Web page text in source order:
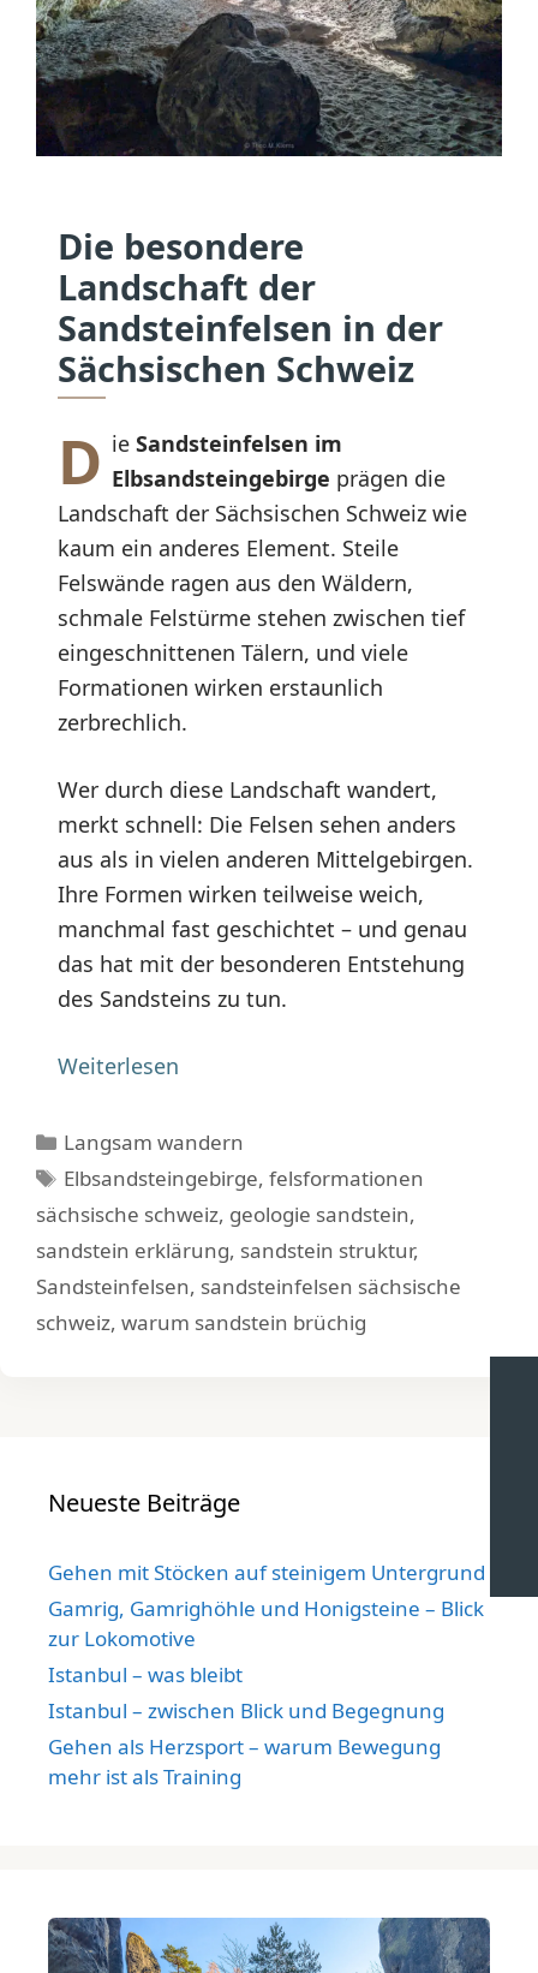
Die besondere
Landschaft der
Sandsteinfelsen in der
Sächsischen Schweiz
D ie Sandsteinfelsen im
Elbsandsteingebirge prägen die
Landschaft der Sächsischen Schweiz wie
kaum ein anderes Element. Steile
Felswände ragen aus den Wäldern,
schmale Felstürme stehen zwischen tief
eingeschnittenen Tälern, und viele
Formationen wirken erstaunlich
zerbrechlich.
Wer durch diese Landschaft wandert,
merkt schnell: Die Felsen sehen anders
aus als in vielen anderen Mittelgebirgen.
Ihre Formen wirken teilweise weich,
manchmal fast geschichtet – und genau
das hat mit der besonderen Entstehung
des Sandsteins zu tun.
Weiterlesen
Kategorien
Langsam wandern
Schlagwörter
Elbsandsteingebirge,felsformationen
sächsische schweiz, geologie sandstein,
sandstein erklärung, sandstein struktur,
Sandsteinfelsen, sandsteinfelsen sächsische
schweiz, warum sandstein brüchig
Neueste Beiträge
Gehen mit Stöcken auf steinigem Untergrund
Gamrig, Gamrighöhle und Honigsteine – Blick
zur Lokomotive
Istanbul – was bleibt
Istanbul – zwischen Blick und Begegnung
Gehen als Herzsport – warum Bewegung
mehr ist als Training